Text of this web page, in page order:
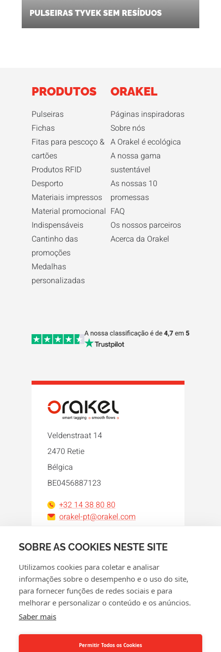
SOBRE AS COOKIES NESTE SITE
Utilizamos cookies para coletar e analisar
informações sobre o desempenho e o uso do site,
para fornecer funções de redes sociais e para
melhorar e personalizar o conteúdo e os anúncios.
Saber mais
Permitir Todos os Cookies
PULSEIRAS TYVEK SEM RESÍDUOS
PRODUTOS
Pulseiras
Fichas
Fitas para pescoço &
cartões
Produtos RFID
Desporto
Materiais impressos
Material promocional
Indispensáveis
Cantinho das
promoções
Medalhas
personalizadas
ORAKEL
Páginas inspiradoras
Sobre nós
A Orakel é ecológica
A nossa gama
sustentável
As nossas 10
promessas
FAQ
Os nossos parceiros
Acerca da Orakel
Veldenstraat 14
2470 Retie
Bélgica
BE0456887123
+32 14 38 80 80
orakel-pt@orakel.com
Facebook
Instagram
LinkedInWhatsApp
YouTube
Política de cookies